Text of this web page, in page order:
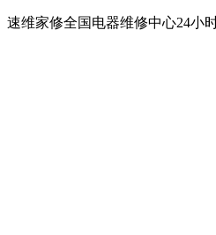
速维家修全国电器维修中心24小